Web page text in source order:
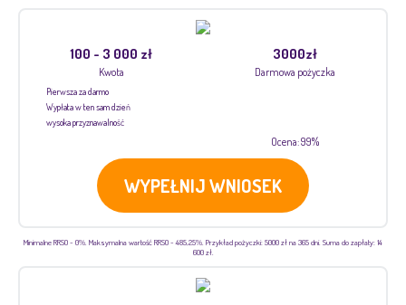
100 - 3 000 zł
Kwota
3000zł
Darmowa pożyczka
Pierwsza za darmo
Wypłata w ten sam dzień
wysoka przyznawalność
Ocena: 99%
WYPEŁNIJ WNIOSEK
Minimalne RRSO - 0%. Maksymalna wartość RRSO - 485,25%. Przykład pożyczki: 5000 zł na 365 dni. Suma do zapłaty: 14
600 zł.